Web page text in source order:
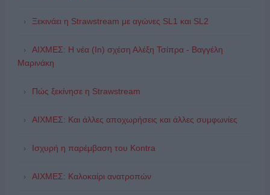
Ξεκινάει η Strawstream με αγώνες SL1 και SL2
ΑΙΧΜΕΣ: Η νέα (In) σχέση Αλέξη Τσίπρα - Βαγγέλη
Μαρινάκη
Πώς ξεκίνησε η Strawstream
ΑΙΧΜΕΣ: Και άλλες αποχωρήσεις και άλλες συμφωνίες
Ισχυρή η παρέμβαση του Kontra
ΑΙΧΜΕΣ: Καλοκαίρι ανατροπών